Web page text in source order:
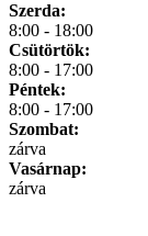
Szerda:
8:00 - 18:00
Csütörtök:
8:00 - 17:00
Péntek:
8:00 - 17:00
Szombat:
zárva
Vasárnap:
zárva